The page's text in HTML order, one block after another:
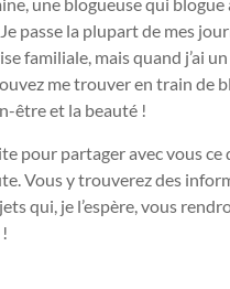
passe la plupart de mes
familiale, mais quand j’ai
me trouver en train de
être et la beauté !
pour partager avec vous ce
Vous y trouverez des
qui, je l’espère, vous